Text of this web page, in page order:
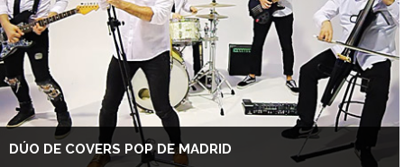
DÚO DE COVERS POP DE MADRID